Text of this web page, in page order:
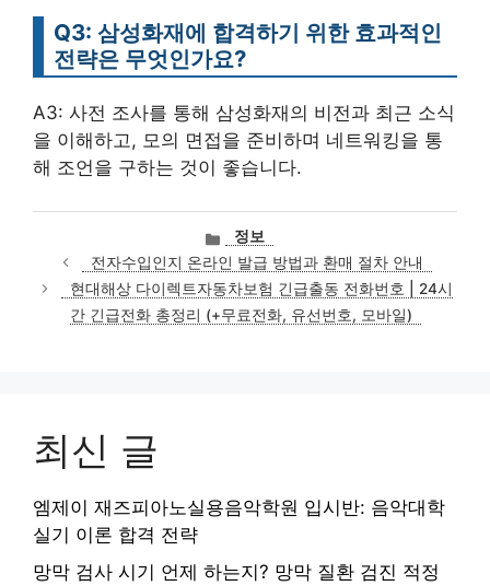
Q3: 삼성화재에 합격하기 위한 효과적인
전략은 무엇인가요?
A3: 사전 조사를 통해 삼성화재의 비전과 최근 소식
을 이해하고, 모의 면접을 준비하며 네트워킹을 통
해 조언을 구하는 것이 좋습니다.
카
테
고
리
정보
전자수입인지 온라인 발급 방법과 환매 절차 안내
현대해상 다이렉트자동차보험 긴급출동 전화번호 | 24시
간 긴급전화 총정리 (+무료전화, 유선번호, 모바일)
최신 글
엠제이 재즈피아노실용음악학원 입시반: 음악대학
실기 이론 합격 전략
망막 검사 시기 언제 하는지? 망막 질환 검진 적정